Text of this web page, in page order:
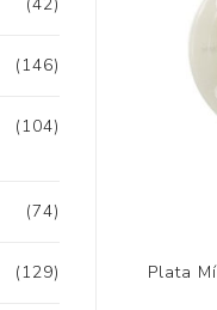
Rýmingarsala
Plata
(146)
(104)
(74)
(129)